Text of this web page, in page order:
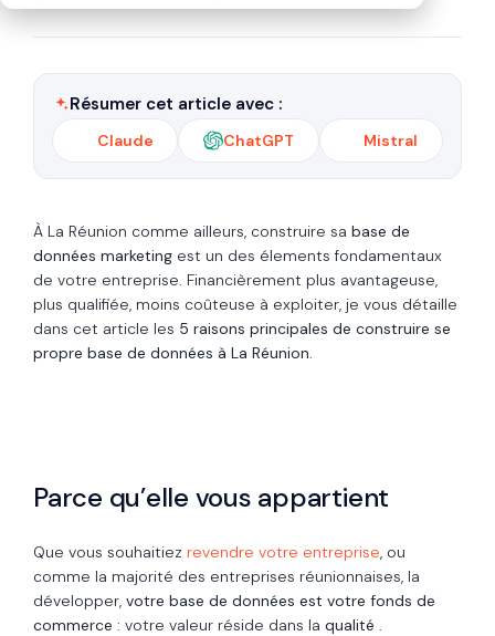
Résumer cet article avec :
Claude ChatGPT Mistral
À La Réunion comme ailleurs, construire sa base de
données marketing est un des élements fondamentaux
de votre entreprise. Financièrement plus avantageuse,
plus qualifiée, moins coûteuse à exploiter, je vous détaille
dans cet article les 5 raisons principales de construire se
propre base de données à La Réunion.
Parce qu’elle vous appartient
Que vous souhaitiez revendre votre entreprise, ou
comme la majorité des entreprises réunionnaises, la
développer, votre base de données est votre fonds de
commerce : votre valeur réside dans la qualité .